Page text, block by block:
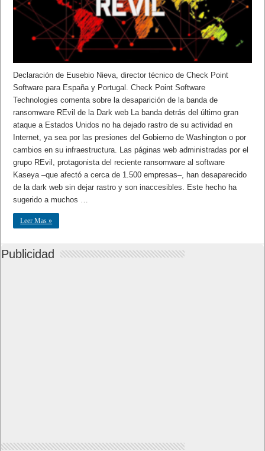
Declaración de Eusebio Nieva, director técnico de Check Point
Software para España y Portugal. Check Point Software
Technologies comenta sobre la desaparición de la banda de
ransomware REvil de la Dark web La banda detrás del último gran
ataque a Estados Unidos no ha dejado rastro de su actividad en
Internet, ya sea por las presiones del Gobierno de Washington o por
cambios en su infraestructura. Las páginas web administradas por el
grupo REvil, protagonista del reciente ransomware al software
Kaseya –que afectó a cerca de 1.500 empresas–, han desaparecido
de la dark web sin dejar rastro y son inaccesibles. Este hecho ha
sugerido a muchos …
Leer Mas »
Publicidad